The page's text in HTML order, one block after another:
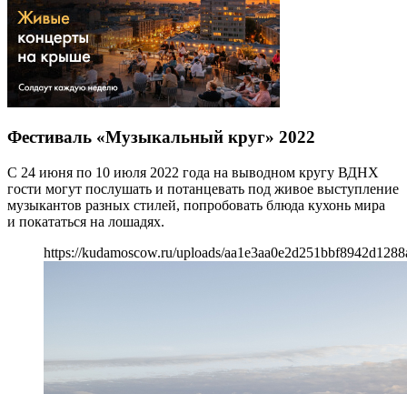
Фестиваль «Музыкальный круг» 2022
С 24 июня по 10 июля 2022 года на выводном кругу ВДНХ
гости могут послушать и потанцевать под живое выступление
музыкантов разных стилей, попробовать блюда кухонь мира
и покататься на лошадях.
https://kudamoscow.ru/uploads/